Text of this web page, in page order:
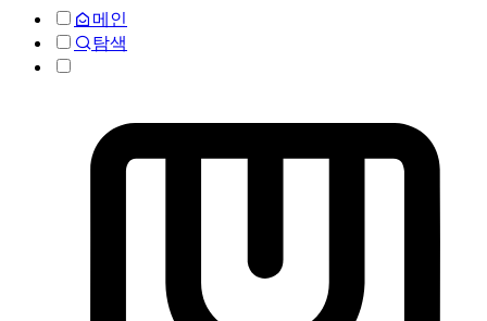
메인
탐색